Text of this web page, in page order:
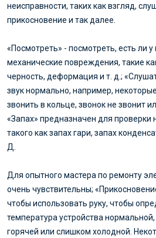
неисправности, таких как взгляд,
прикосновение и так далее.
«Посмотреть» - посмотреть, есть ли
механические повреждения, такие
черность, деформация и т. д.;
звук нормально, например,
звонить в кольце, звонок не звонит
«Запах» предназначен для проверки
такого как запах гари, запах
Д.
Для опытного мастера по ремонту
очень чувствительны;
чтобы использовать руку, чтобы
температура устройства
горячей или слишком холодной.